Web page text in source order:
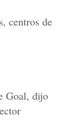
centros de
Goal, dijo